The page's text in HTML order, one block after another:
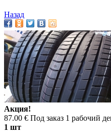
Назад
Акция!
87.00 € Под заказ 1 рабочий
1 шт